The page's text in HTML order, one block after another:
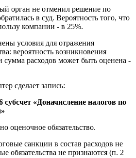
орган не отменил решение по
в суд. Вероятность того, что
компании - в 25%.
условия для отражения
вероятность возникновения
сумма расходов может быть оценена -
сделает запись:
«Доначисление налогов по
оценочное обязательство.
санкции в состав расходов не
обязательства не признаются (п. 2